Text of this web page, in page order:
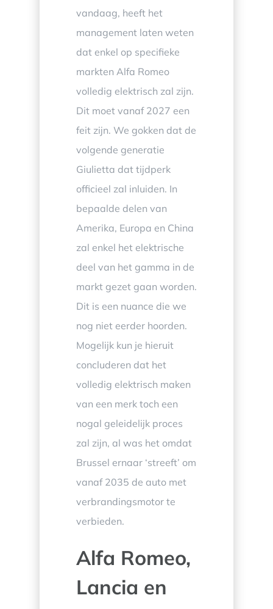
vandaag, heeft het
management laten weten
dat enkel op specifieke
markten Alfa Romeo
volledig elektrisch zal zijn.
Dit moet vanaf 2027 een
feit zijn. We gokken dat de
volgende generatie
Giulietta dat tijdperk
officieel zal inluiden. In
bepaalde delen van
Amerika, Europa en China
zal enkel het elektrische
deel van het gamma in de
markt gezet gaan worden.
Dit is een nuance die we
nog niet eerder hoorden.
Mogelijk kun je hieruit
concluderen dat het
volledig elektrisch maken
van een merk toch een
nogal geleidelijk proces
zal zijn, al was het omdat
Brussel ernaar ‘streeft’ om
vanaf 2035 de auto met
verbrandingsmotor te
verbieden.
Alfa Romeo,
Lancia en